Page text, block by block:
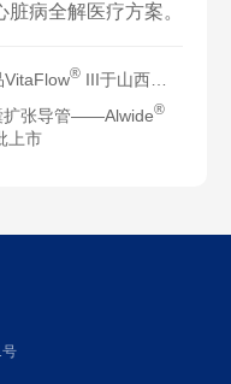
病全解医疗方案。
VitaFlow® III于山西省心血管病医院成功开展全国首次临床应用
扩张导管——Alwide®
上市